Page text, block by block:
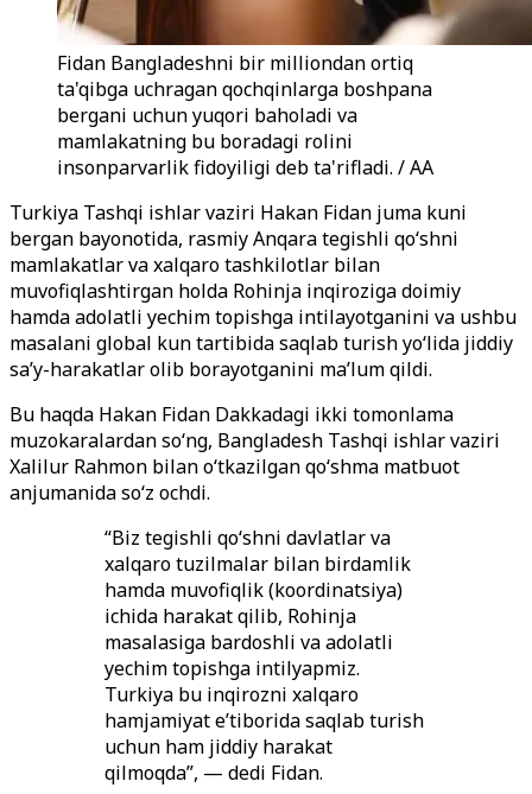
Fidan Bangladeshni bir milliondan ortiq
ta'qibga uchragan qochqinlarga boshpana
bergani uchun yuqori baholadi va
mamlakatning bu boradagi rolini
insonparvarlik fidoyiligi deb ta'rifladi. / AA
Turkiya Tashqi ishlar vaziri Hakan Fidan juma kuni
bergan bayonotida, rasmiy Anqara tegishli qo‘shni
mamlakatlar va xalqaro tashkilotlar bilan
muvofiqlashtirgan holda Rohinja inqiroziga doimiy
hamda adolatli yechim topishga intilayotganini va ushbu
masalani global kun tartibida saqlab turish yo‘lida jiddiy
sa’y-harakatlar olib borayotganini ma’lum qildi.
Bu haqda Hakan Fidan Dakkadagi ikki tomonlama
muzokaralardan so‘ng, Bangladesh Tashqi ishlar vaziri
Xalilur Rahmon bilan o‘tkazilgan qo‘shma matbuot
anjumanida so‘z ochdi.
“Biz tegishli qo‘shni davlatlar va
xalqaro tuzilmalar bilan birdamlik
hamda muvofiqlik (koordinatsiya)
ichida harakat qilib, Rohinja
masalasiga bardoshli va adolatli
yechim topishga intilyapmiz.
Turkiya bu inqirozni xalqaro
hamjamiyat e’tiborida saqlab turish
uchun ham jiddiy harakat
qilmoqda”, — dedi Fidan.